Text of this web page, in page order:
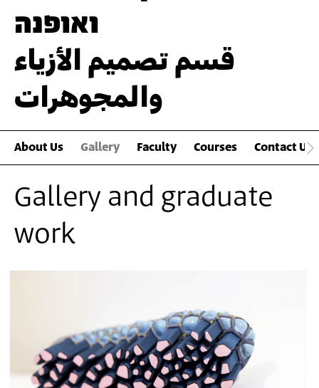
ואופנה
قسم تصميم الأزياء
والمجوهرات
About Us Gallery Faculty Courses Contact Us
Gallery and graduate
work